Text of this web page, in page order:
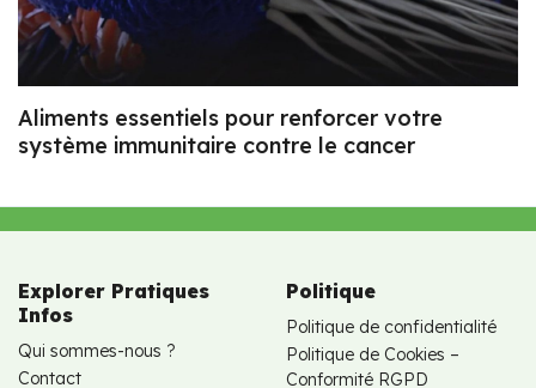
Aliments essentiels pour renforcer votre
système immunitaire contre le cancer
Explorer Pratiques
Infos
Qui sommes-nous ?
Contact
Politique
Politique de confidentialité
Politique de Cookies –
Conformité RGPD